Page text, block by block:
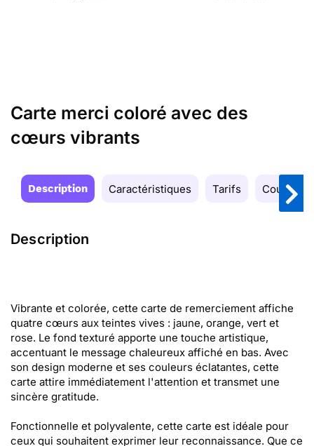
Carte merci coloré avec des
cœurs vibrants
Description Caractéristiques Tarifs Couleurs
Description
Vibrante et colorée, cette carte de remerciement affiche
quatre cœurs aux teintes vives : jaune, orange, vert et
rose. Le fond texturé apporte une touche artistique,
accentuant le message chaleureux affiché en bas. Avec
son design moderne et ses couleurs éclatantes, cette
carte attire immédiatement l'attention et transmet une
sincère gratitude.
Fonctionnelle et polyvalente, cette carte est idéale pour
ceux qui souhaitent exprimer leur reconnaissance. Que ce